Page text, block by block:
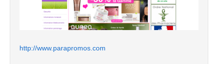
http://www.parapromos.com